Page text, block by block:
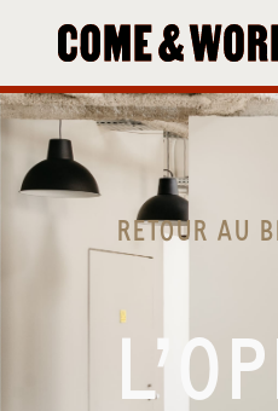
RETOUR AU